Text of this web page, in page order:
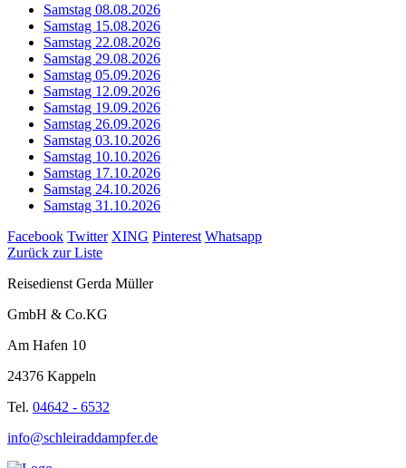
Samstag 08.08.2026
Samstag 15.08.2026
Samstag 22.08.2026
Samstag 29.08.2026
Samstag 05.09.2026
Samstag 12.09.2026
Samstag 19.09.2026
Samstag 26.09.2026
Samstag 03.10.2026
Samstag 10.10.2026
Samstag 17.10.2026
Samstag 24.10.2026
Samstag 31.10.2026
Facebook Twitter XING Pinterest Whatsapp
Zurück zur Liste
Reisedienst Gerda Müller
GmbH & Co.KG
Am Hafen 10
24376 Kappeln
Tel. 04642 - 6532
info@schleiraddampfer.de